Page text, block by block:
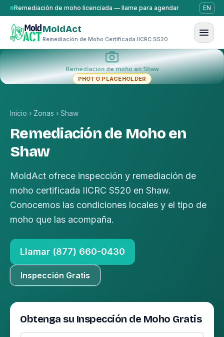
Saltar al contenido
Remediación de moho licenciada — llame para agendar EN
MoldAct
Remediación de Moho Certificada IICRC S520
Remediación de moho en Shaw
PHOTO PLACEHOLDER
Inicio › Zonas › Shaw
Remediación de Moho en
Shaw
MoldAct ofrece inspección y remediación de
moho certificada IICRC S520 en Shaw.
Conocemos las condiciones locales y el tipo de
moho que las acompaña.
Llamar (877) 660-0430
Inspección Gratis
Obtenga su Inspección de Moho Gratis